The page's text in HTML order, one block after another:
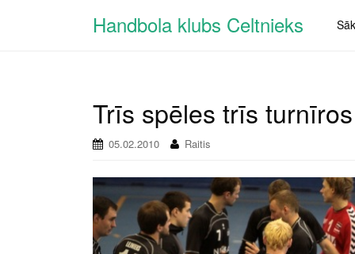
Handbola klubs Celtnieks
Trīs spēles trīs turnīros
05.02.2010 Raitis